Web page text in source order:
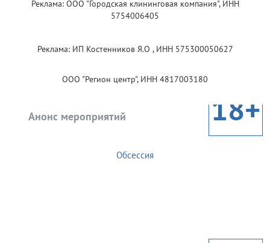
Реклама: ООО "Городская клининговая компания", ИНН
5754006405
Реклама: ИП Костенников Я.О , ИНН 575300050627
ООО "Регион центр", ИНН 4817003180
Анонс мероприятий 18+
Обсессия